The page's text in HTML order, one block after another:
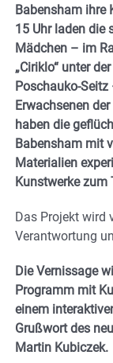
Babensham ihre
15 Uhr laden die
Mädchen – im
„Ciriklo“ unter
Poschauko-
Erwachsenen
haben die
Babensham mit
Materialien
Kunstwerke zum
Das Projekt wird
Verantwortung
Die Vernissage
Programm mit
einem
Grußwort des
Martin Kubiczek.